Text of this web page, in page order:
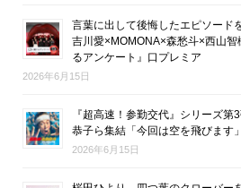
言葉に出して後悔したエピソード
吉川愛×MOMONA×森愁斗×西山
るアンケート』口プレミア
2026年6月15日
『超高速！参勤交代』シリーズ
恭子ら集結「今回は空を飛びます
2026年6月15日